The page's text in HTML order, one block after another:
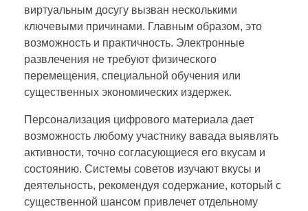
виртуальным досугу вызван несколькими
ключевыми причинами. Главным образом, это
возможность и практичность. Электронные
развлечения не требуют физического
перемещения, специальной обучения или
существенных экономических издержек.
Персонализация цифрового материала дает
возможность любому участнику вавада выявлять
активности, точно согласующиеся его вкусам и
состоянию. Системы советов изучают вкусы и
деятельность, рекомендуя содержание, который с
существенной шансом привлечет отдельному